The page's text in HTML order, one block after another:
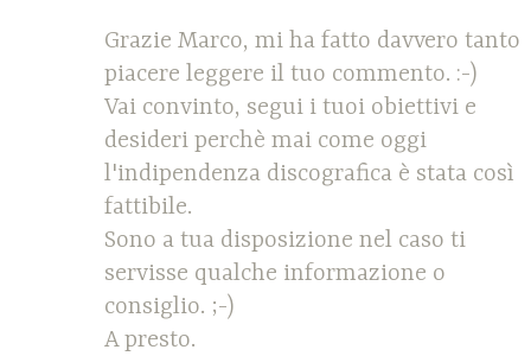
Grazie Marco, mi ha fatto davvero tanto
piacere leggere il tuo commento. :-)
Vai convinto, segui i tuoi obiettivi e
desideri perchè mai come oggi
l'indipendenza discografica è stata così
fattibile.
Sono a tua disposizione nel caso ti
servisse qualche informazione o
consiglio. ;-)
A presto.